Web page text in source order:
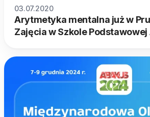
03.07.2020
Arytmetyka mentalna już w
Zajęcia w Szkole